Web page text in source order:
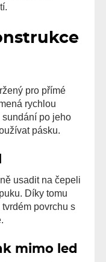
pro přímé
rychlou
sundání po jeho
pásku.
usadit na čepeli
Díky tomu
povrchu s
mimo led